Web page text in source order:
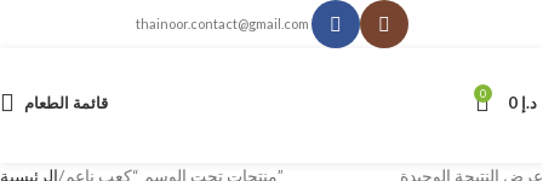
thainoor.contact@gmail.com
قائمة الطعام 0 د.إ
الرئيسية منتجات تحت الوسم “كعب ناعم” عرض النتيجة الوحيدة